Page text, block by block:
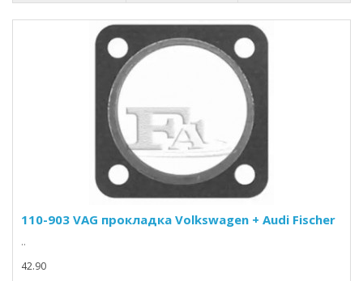
110-903 VAG прокладка Volkswagen + Audi Fischer
..
42.90